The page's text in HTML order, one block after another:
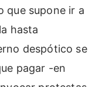
que supone ir a
hasta
despótico se
pagar -en